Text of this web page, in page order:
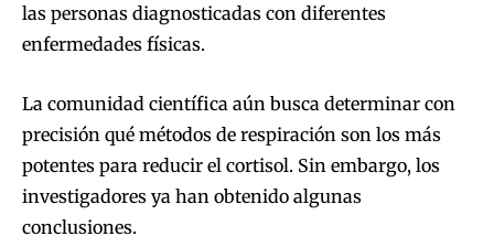
las personas diagnosticadas con diferentes
enfermedades físicas.
La comunidad científica aún busca determinar con
precisión qué métodos de respiración son los más
potentes para reducir el cortisol. Sin embargo, los
investigadores ya han obtenido algunas
conclusiones.